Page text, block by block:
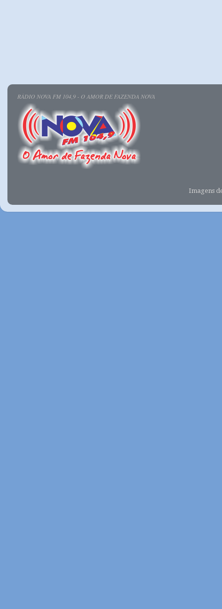
RÁDIO NOVA FM 104,9 - O AMOR DE FAZENDA NOVA
Imagens